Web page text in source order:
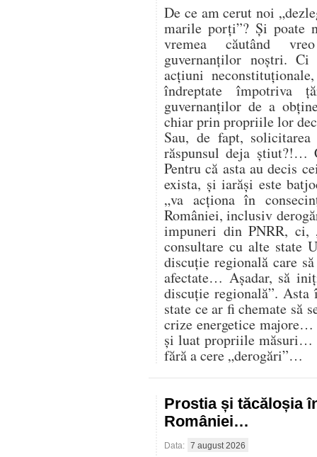
De ce am cerut noi
marile porți”? Și poate
vremea căutând
guvernanților noștri.
acțiuni
îndreptate împotriva
guvernanților de a
chiar prin propriile lor
Sau, de fapt,
răspunsul deja știut?!…
Pentru că asta au decis
exista, și iarăși este
„va acționa în
României, inclusiv
impuneri din PNRR, ci,
consultare cu alte state
discuție regională care
afectate… Așadar, să
discuție regională”.
state ce ar fi chemate să
crize energetice
și luat propriile măsuri…
fără a cere „derogări”…
Prostia și tăcăloșia
României…
Data: 7 august 2026